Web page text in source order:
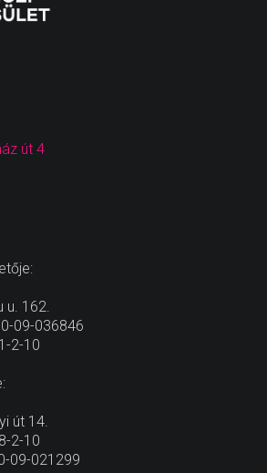
út 4
u. 162.
09-036846
2-10
út 14.
2-10
09-021299